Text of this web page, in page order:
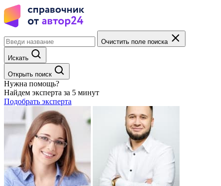
Очистить поле поиска
Искать
Открыть поиск
Нужна помощь?
Найдем эксперта за 5 минут
Подобрать эксперта